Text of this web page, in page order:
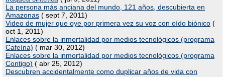
La persona más anciana del mundo, 121 años, descubierta en
Amazonas ( sept 7, 2011)
Video de mujer que oye por primera vez su voz con oído biónico (
oct 1, 2011)
Enlaces sobre la inmortalidad por medios tecnológicos (programa
Cafeína) ( mar 30, 2012)
Enlaces sobre la inmortalidad por medios tecnológicos (programa
Contigo) ( abr 25, 2012)
Descubren accidentalmente como duplicar años de vida con